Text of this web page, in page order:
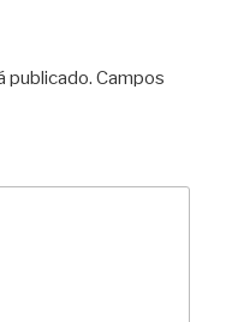
publicado. Campos